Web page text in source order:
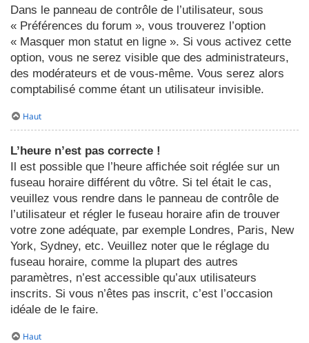
Dans le panneau de contrôle de l’utilisateur, sous
« Préférences du forum », vous trouverez l’option
« Masquer mon statut en ligne ». Si vous activez cette
option, vous ne serez visible que des administrateurs,
des modérateurs et de vous-même. Vous serez alors
comptabilisé comme étant un utilisateur invisible.
Haut
L’heure n’est pas correcte !
Il est possible que l’heure affichée soit réglée sur un
fuseau horaire différent du vôtre. Si tel était le cas,
veuillez vous rendre dans le panneau de contrôle de
l’utilisateur et régler le fuseau horaire afin de trouver
votre zone adéquate, par exemple Londres, Paris, New
York, Sydney, etc. Veuillez noter que le réglage du
fuseau horaire, comme la plupart des autres
paramètres, n’est accessible qu’aux utilisateurs
inscrits. Si vous n’êtes pas inscrit, c’est l’occasion
idéale de le faire.
Haut